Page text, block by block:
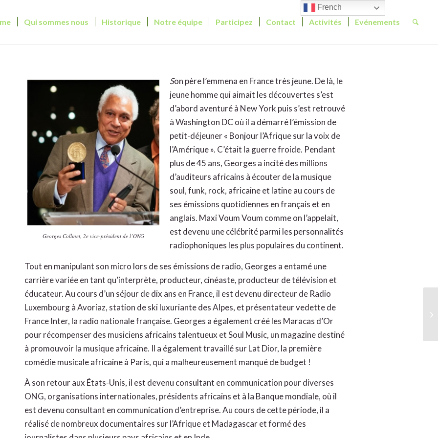
Qui sommes nous Historique Notre équipe Participez Contact Activités Evénements
Georges Collinet, 2e vice-président de l’ONG
Son père l’emmena en France très jeune. De là, le
jeune homme qui aimait les découvertes s’est
d’abord aventuré à New York puis s’est retrouvé
à Washington DC où il a démarré l’émission de
petit-déjeuner « Bonjour l’Afrique sur la voix de
l’Amérique ». C’était la guerre froide. Pendant
plus de 45 ans, Georges a incité des millions
d’auditeurs africains à écouter de la musique
soul, funk, rock, africaine et latine au cours de
ses émissions quotidiennes en français et en
anglais. Maxi Voum Voum comme on l’appelait,
est devenu une célébrité parmi les personnalités
radiophoniques les plus populaires du continent.
Tout en manipulant son micro lors de ses émissions de radio, Georges a entamé une
carrière variée en tant qu’interprète, producteur, cinéaste, producteur de télévision et
éducateur. Au cours d’un séjour de dix ans en France, il est devenu directeur de Radio
Luxembourg à Avoriaz, station de ski luxuriante des Alpes, et présentateur vedette de
France Inter, la radio nationale française. Georges a également créé les Maracas d’Or
pour récompenser des musiciens africains talentueux et Soul Music, un magazine destiné
à promouvoir la musique africaine. Il a également travaillé sur Lat Dior, la première
comédie musicale africaine à Paris, qui a malheureusement manqué de budget !
À son retour aux États-Unis, il est devenu consultant en communication pour diverses
ONG, organisations internationales, présidents africains et à la Banque mondiale, où il
est devenu consultant en communication d’entreprise. Au cours de cette période, il a
réalisé de nombreux documentaires sur l’Afrique et Madagascar et formé des
French